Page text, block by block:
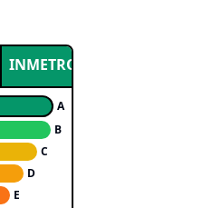
INMETRO
A
B
C
D
E